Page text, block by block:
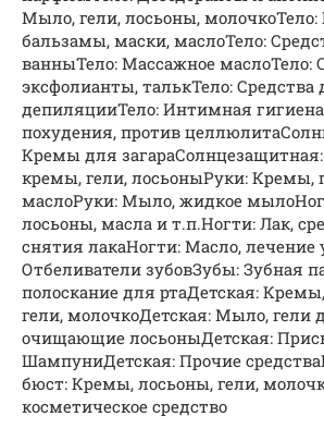
Мыло, гели, лосьоны,
бальзамы, маски, маслоТело:
ванныТело: Массажное маслоТело:
эксфолианты, талькТело: Средства
депиляцииТело: Интимная
похудения, против
Кремы для
кремы, гели, лосьоныРуки: Кремы,
маслоРуки: Мыло, жидкое
лосьоны, масла и т.п.Ногти: Лак,
снятия лакаНогти: Масло, лечение
Отбеливатели зубовЗубы: Зубная
полоскание для ртаДетская:
гели, молочкоДетская: Мыло, гели
очищающие лосьоныДетская:
ШампуниДетская: Прочие
бюст: Кремы, лосьоны, гели,
косметическое средство